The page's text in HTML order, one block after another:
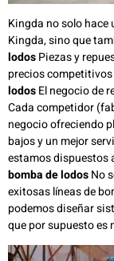
Kingda no solo
Kingda, sino que
lodosPiezas y
precios
lodosEl negocio de
Cada competidor
negocio ofreciendo
bajos y un mejor
estamos dispuestos
bomba de lodosNo
exitosas líneas de
podemos diseñar
que por supuesto